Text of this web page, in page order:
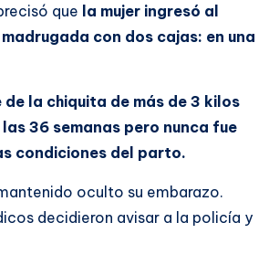
que la mujer ingresó al
con dos cajas: en una
la chiquita de más de 3 kilos
36 semanas pero nunca fue
condiciones del parto.
oculto su embarazo.
decidieron avisar a la policía y